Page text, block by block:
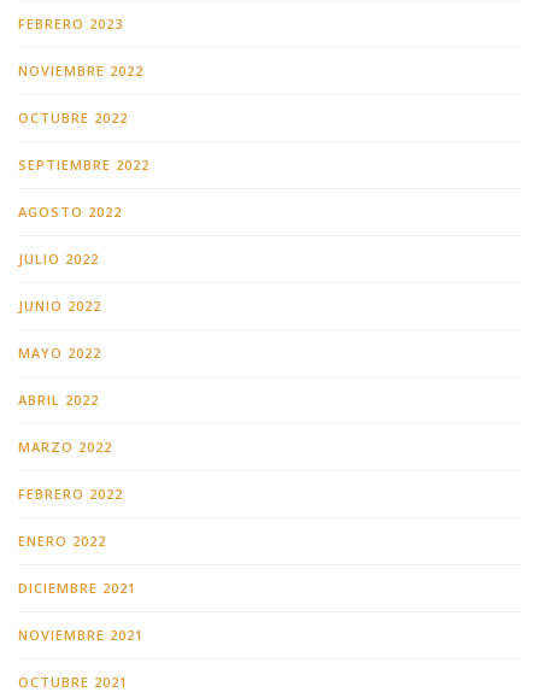
FEBRERO 2023
NOVIEMBRE 2022
OCTUBRE 2022
SEPTIEMBRE 2022
AGOSTO 2022
JULIO 2022
JUNIO 2022
MAYO 2022
ABRIL 2022
MARZO 2022
FEBRERO 2022
ENERO 2022
DICIEMBRE 2021
NOVIEMBRE 2021
OCTUBRE 2021